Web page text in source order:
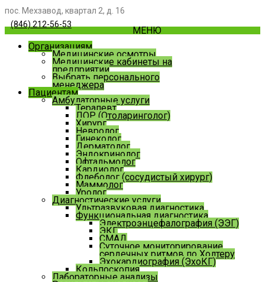
пос. Мехзавод, квартал 2, д. 16
(846) 212-56-53
МЕНЮ
Организациям
Медицинские осмотры
Медицинские кабинеты на
предприятии
Выбрать персонального
менеджера
Пациентам
Амбулаторные услуги
Терапевт
ЛОР (Отоларинголог)
Хирург
Невролог
Гинеколог
Дерматолог
Эндокринолог
Офтальмолог
Кардиолог
Флеболог (сосудистый хирург)
Маммолог
Уролог
Диагностические услуги
Ультразвуковая диагностика
Функциональная диагностика
Электроэнцефалография (ЭЭГ)
ЭКГ
СМАД
Суточное мониторирование
сердечных ритмов по Холтеру
Эхокардиография (ЭхоКГ)
Кольпоскопия
Лабораторные анализы